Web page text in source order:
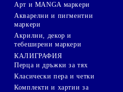
Арт и MANGA маркери
Акварелни и пигментни
маркери
Акрилни, декор и
тебеширени маркери
КАЛИГРАФИЯ
Перца и дръжки за тях
Класически пера и четки
Комплекти и хартии за